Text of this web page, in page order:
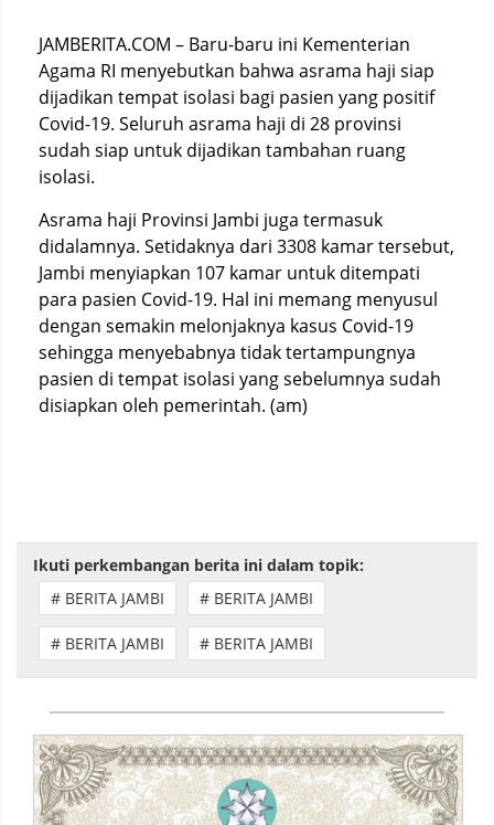
JAMBERITA.COM – Baru-baru ini Kementerian
Agama RI menyebutkan bahwa asrama haji siap
dijadikan tempat isolasi bagi pasien yang positif
Covid-19. Seluruh asrama haji di 28 provinsi
sudah siap untuk dijadikan tambahan ruang
isolasi.
Asrama haji Provinsi Jambi juga termasuk
didalamnya. Setidaknya dari 3308 kamar tersebut,
Jambi menyiapkan 107 kamar untuk ditempati
para pasien Covid-19. Hal ini memang menyusul
dengan semakin melonjaknya kasus Covid-19
sehingga menyebabnya tidak tertampungnya
pasien di tempat isolasi yang sebelumnya sudah
disiapkan oleh pemerintah. (am)
Ikuti perkembangan berita ini dalam topik:
# BERITA JAMBI
# BERITA JAMBI
# BERITA JAMBI # BERITA JAMBI